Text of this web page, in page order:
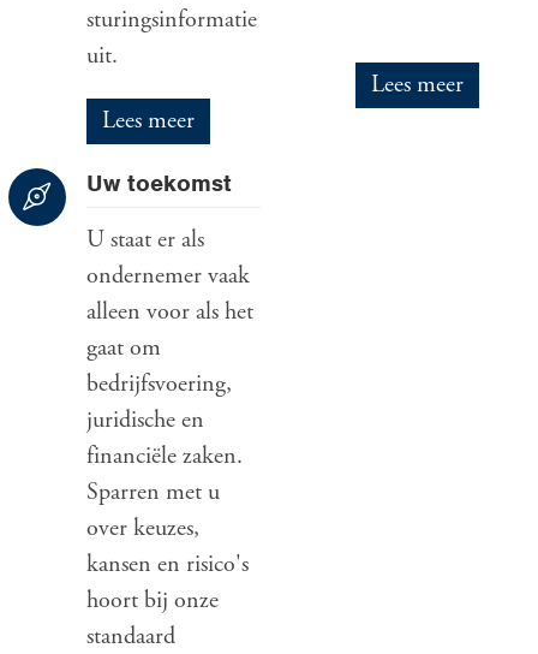
sturingsinformatie
uit.
Lees meer
Lees meer
Uw toekomst
U staat er als
ondernemer vaak
alleen voor als het
gaat om
bedrijfsvoering,
juridische en
financiële zaken.
Sparren met u
over keuzes,
kansen en risico's
hoort bij onze
standaard